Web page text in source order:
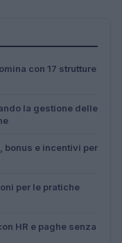
con 17 strutture
la gestione delle
bonus e incentivi per
per le pratiche
HR e paghe senza